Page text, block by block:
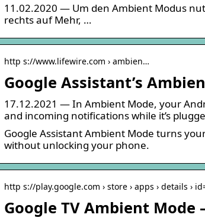
11.02.2020 — Um den Ambient Modus
rechts auf Mehr, …
http s://www.lifewire.com › ambien…
Google Assistant’s
17.12.2021 — In Ambient Mode, your
and incoming notifications while it’s
Google Assistant Ambient Mode turns
without unlocking your phone.
http s://play.google.com › store › apps › details ›
Google TV Ambient Mode